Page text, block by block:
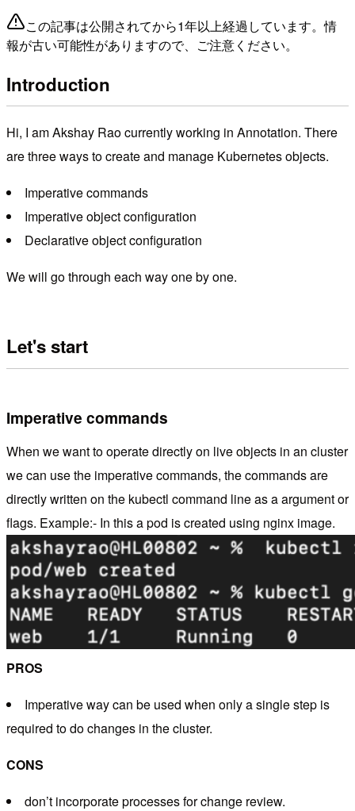
この記事は公開されてから1年以上経過しています。情
報が古い可能性がありますので、ご注意ください。
Introduction
Hi, I am Akshay Rao currently working in Annotation. There
are three ways to create and manage Kubernetes objects.
Imperative commands
Imperative object configuration
Declarative object configuration
We will go through each way one by one.
Let's start
Imperative commands
When we want to operate directly on live objects in an cluster
we can use the imperative commands, the commands are
directly written on the kubectl command line as a argument or
flags. Example:- In this a pod is created using nginx image.
PROS
Imperative way can be used when only a single step is
required to do changes in the cluster.
CONS
don’t incorporate processes for change review.